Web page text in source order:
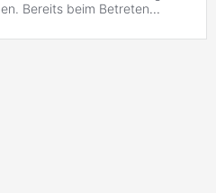
Bereits beim Betreten...